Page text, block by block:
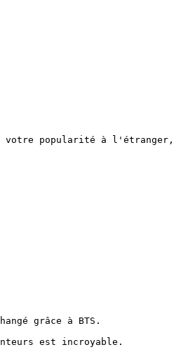
votre popularité à
grâce à BTS.
est incroyable.